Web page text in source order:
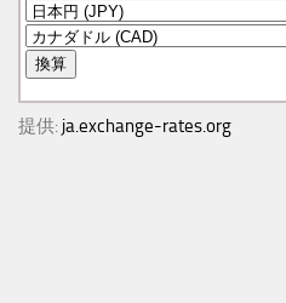
提供: ja.exchange-rates.org